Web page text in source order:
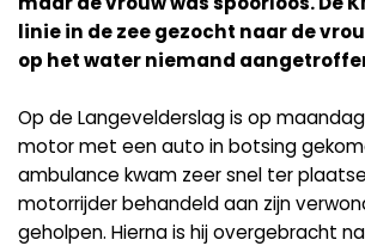
linie in de zee gezocht naar de
op het water niemand
Op de Langevelderslag is op
motor met een auto in botsing
ambulance kwam zeer snel ter
motorrijder behandeld aan zijn
geholpen. Hierna is hij overgebracht